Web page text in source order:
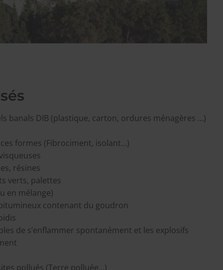
banals DIB (plastique, carton, ordures ménagères …)
formes (Fibrociment, isolant…)
résines
verts, palettes
en mélange)
contenant du goudron
de s’enflammer spontanément et les explosifs
pollués (Terre polluée…)